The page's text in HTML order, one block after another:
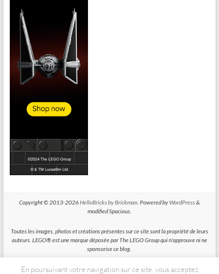
Copyright © 2013-2026HelloBricks by Brickman. Powered by WordPress&
modified Spacious.
Toutes les images, photos et créations présentes sur ce site sont la propriété de leurs
auteurs. LEGO® est une marque déposée par The LEGO Group qui n'approuve ni ne
sponsorise ce blog.
HelloBricks participe au Programme Partenaires d'Amazon EU, un programme
En poursuivant votre navigation sur ce site, vous acceptez